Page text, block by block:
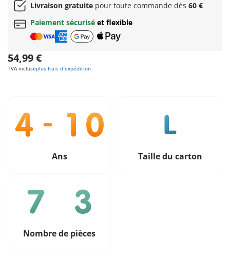
Livraison gratuite pour toute commande dès 60 €
Paiement sécurisé et flexible
54,99 €
TVA incluseplus frais d´expédition
Ans Taille du carton
Nombre de pièces